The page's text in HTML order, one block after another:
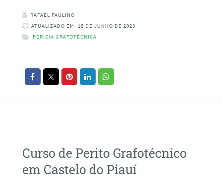
RAFAEL PAULINO
ATUALIZADO EM: 18 DE JUNHO DE 2023
PERÍCIA GRAFOTÉCNICA
Curso de Perito Grafotécnico
em Castelo do Piauí